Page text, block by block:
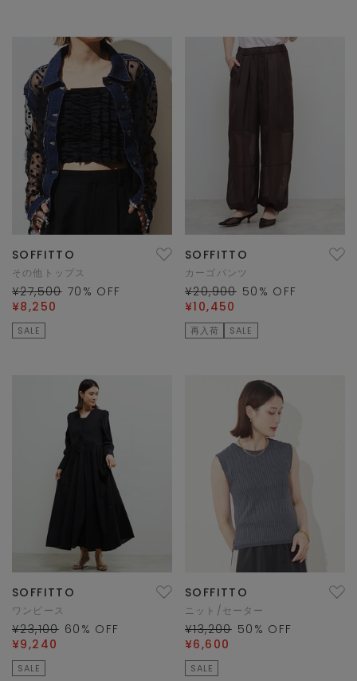
SOFFITTO
その他トップス
¥27,500 70 % OFF
¥8,250
SALE
SOFFITTO
カーゴパンツ
¥20,900 50 % OFF
¥10,450
再入荷 SALE
SOFFITTO
ワンピース
¥23,100 60 % OFF
¥9,240
SALE
SOFFITTO
ニット/セーター
¥13,200 50 % OFF
¥6,600
SALE